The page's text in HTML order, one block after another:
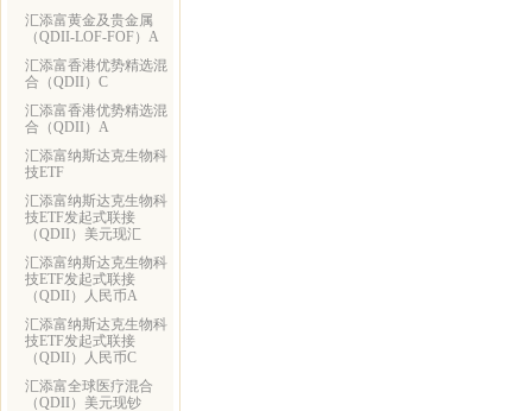
汇添富黄金及贵金属
（QDII-LOF-FOF）A
汇添富香港优势精选混
合（QDII）C
汇添富香港优势精选混
合（QDII）A
汇添富纳斯达克生物科
技ETF
汇添富纳斯达克生物科
技ETF发起式联接
（QDII）美元现汇
汇添富纳斯达克生物科
技ETF发起式联接
（QDII）人民币A
汇添富纳斯达克生物科
技ETF发起式联接
（QDII）人民币C
汇添富全球医疗混合
（QDII）美元现钞